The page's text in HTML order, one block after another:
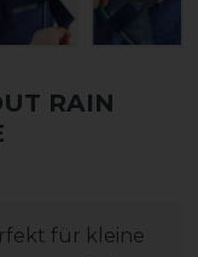
RAIN
für kleine